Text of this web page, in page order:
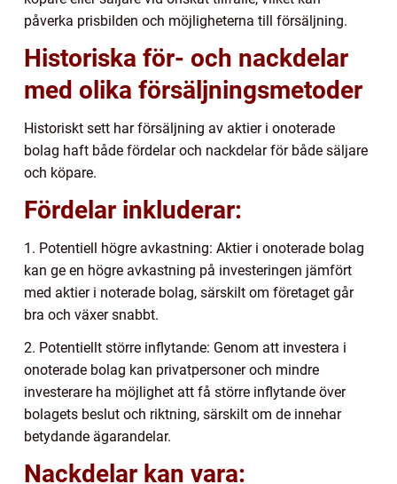
påverka prisbilden och möjligheterna till försäljning.
Historiska för- och nackdelar
med olika försäljningsmetoder
Historiskt sett har försäljning av aktier i onoterade
bolag haft både fördelar och nackdelar för både säljare
och köpare.
Fördelar inkluderar:
1. Potentiell högre avkastning: Aktier i onoterade bolag
kan ge en högre avkastning på investeringen jämfört
med aktier i noterade bolag, särskilt om företaget går
bra och växer snabbt.
2. Potentiellt större inflytande: Genom att investera i
onoterade bolag kan privatpersoner och mindre
investerare ha möjlighet att få större inflytande över
bolagets beslut och riktning, särskilt om de innehar
betydande ägarandelar.
Nackdelar kan vara: